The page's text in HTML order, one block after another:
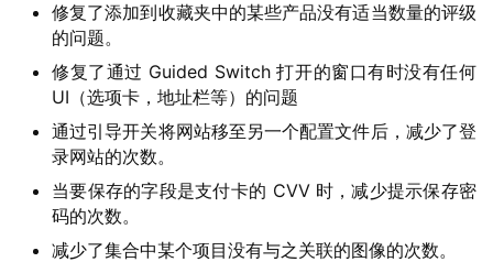
修复了添加到收藏夹中的某些产品没有适当数量的评级
的问题。
修复了通过 Guided Switch 打开的窗口有时没有任何
UI（选项卡，地址栏等）的问题
通过引导开关将网站移至另一个配置文件后，减少了登
录网站的次数。
当要保存的字段是支付卡的 CVV 时，减少提示保存密
码的次数。
减少了集合中某个项目没有与之关联的图像的次数。